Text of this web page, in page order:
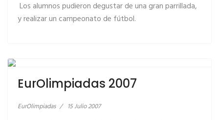
Los alumnos pudieron degustar de una gran parrillada,
y realizar un campeonato de fútbol.
EurOlimpiadas 2007
EurOlimpiadas 15 Julio 2007